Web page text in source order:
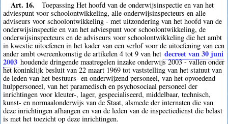
Art. 16.
Toepassing Het hoofd van de onderwijsinspectie en van het
adviespunt voor schoolontwikkeling, alle onderwijsinspecteurs en alle
adviseurs voor schoolontwikkeling - met uitzondering van het hoofd van de
onderwijsinspectie en van het adviespunt voor schoolontwikkeling, de
onderwijsinspecteurs en de adviseurs voor schoolontwikkeling die het ambt
in kwestie uitoefenen in het kader van een verlof voor de uitoefening van een
ander ambt overeenkomstig de artikelen 4 tot 9 van het decreet van 30 juni
2003 houdende dringende maatregelen inzake onderwijs 2003 - vallen onder
het koninklijk besluit van 22 maart 1969 tot vaststelling van het statuut van
de leden van het bestuurs- en onderwijzend personeel, van het opvoedend
hulppersoneel, van het paramedisch en psychosociaal personeel der
inrichtingen voor kleuter-, lager, gespecialiseerd, middelbaar, technisch,
kunst- en normaalonderwijs van de Staat, alsmede der internaten die van
deze inrichtingen afhangen en van de leden van de inspectiedienst die belast
is met het toezicht op deze inrichtingen.